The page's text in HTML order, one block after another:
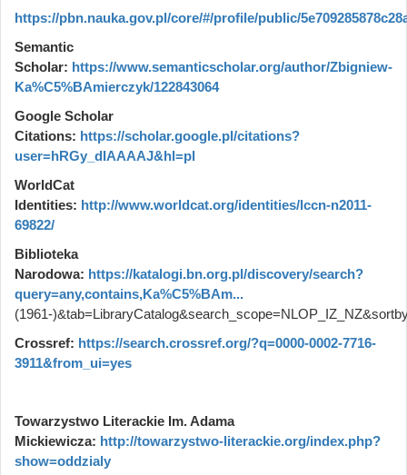
https://pbn.nauka.gov.pl/core/#/profile/public/
Semantic
Scholar: https://www.semanticscholar.org/author/Zbigniew-
Ka%C5%BAmierczyk/122843064
Google Scholar
Citations: https://scholar.google.pl/citations?
user=hRGy_dIAAAAJ&hl=pl
WorldCat
Identities: http://www.worldcat.org/identities/lccn-n2011-
69822/
Biblioteka
Narodowa: https://katalogi.bn.org.pl/discovery/search?
query=any,contains,Ka%C5%BAm...
(1961-
Crossref: https://search.crossref.org/?q=0000-0002-7716-
3911&from_ui=yes
Towarzystwo Literackie Im. Adama
Mickiewicza: http://towarzystwo-literackie.org/index.php?
show=oddzialy